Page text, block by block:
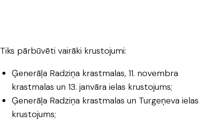
Tiks pārbūvēti vairāki krustojumi:
Ģenerāļa Radziņa krastmalas, 11. novembra
krastmalas un 13. janvāra ielas krustojums;
Ģenerāļa Radziņa krastmalas un Turgeņeva ielas
krustojums;